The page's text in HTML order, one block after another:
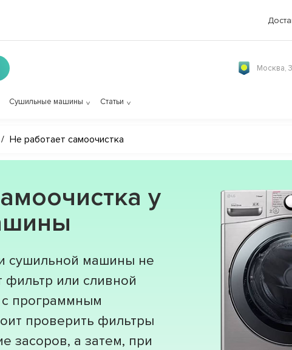
Москва,
Сушильные машины Статьи
/ Не работает самоочистка
у
сушильной машины не
фильтр или сливной
программным
проверить фильтры
засоров, а затем, при